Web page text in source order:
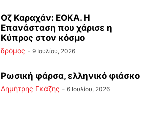
Οζ Καραχάν: ΕΟΚΑ. Η
Επανάσταση που χάρισε η
Κύπρος στον κόσμο
δρόμος - 9 Ιουλίου, 2026
Ρωσική φάρσα, ελληνικό φιάσκο
Δημήτρης Γκάζης - 6 Ιουλίου, 2026